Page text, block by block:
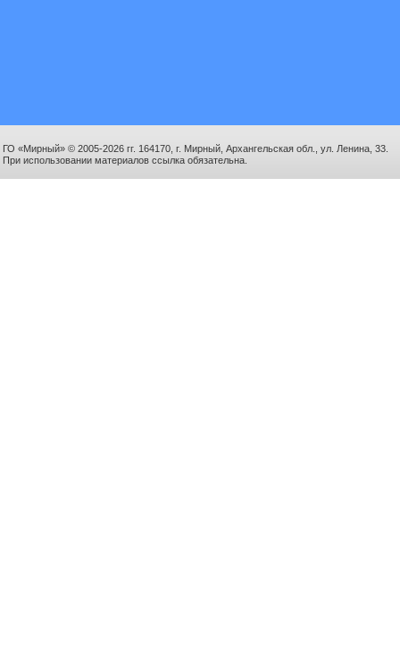
ГО «Мирный» © 2005-2026 гг. 164170, г. Мирный, Архангельская обл., ул. Ленина, 33.
При использовании материалов ссылка обязательна.